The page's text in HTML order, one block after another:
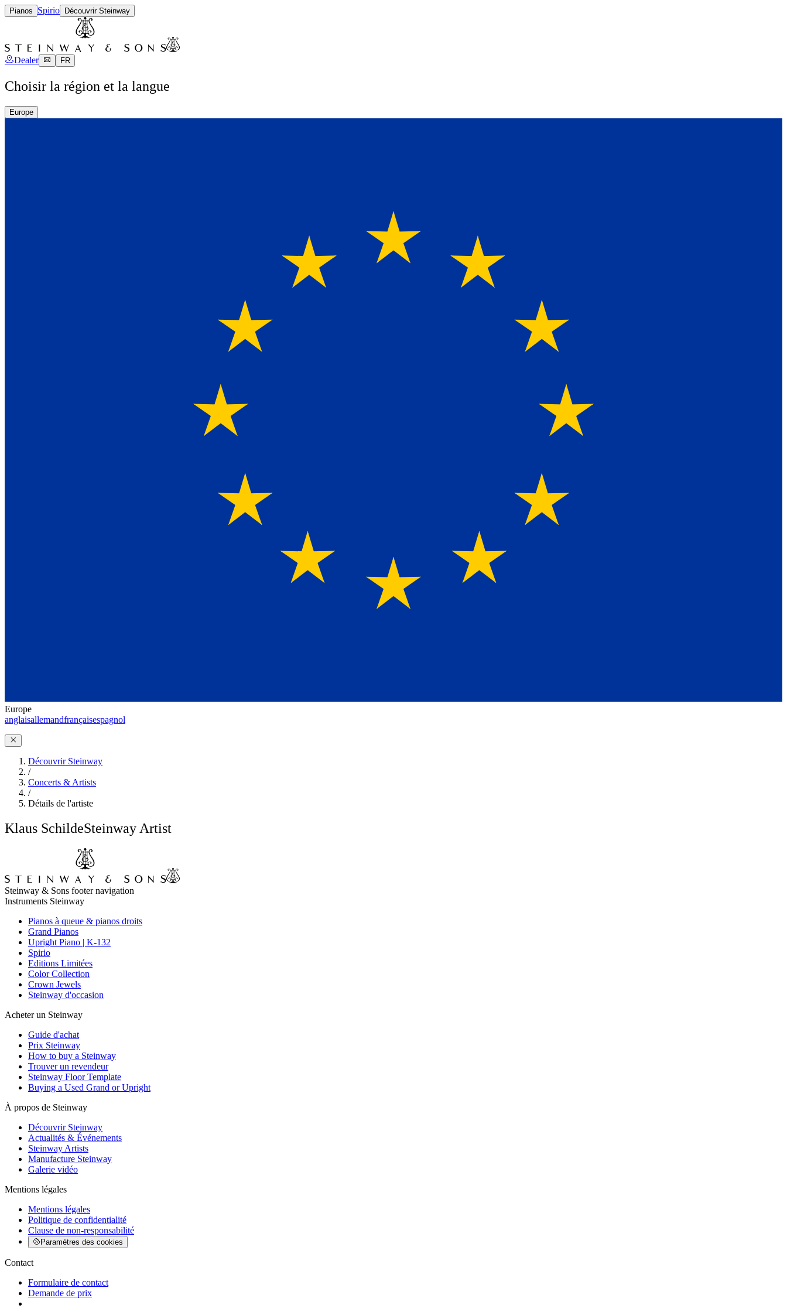
Pianos Spirio Découvrir Steinway
Dealer FR
Choisir la région et la langue
Europe
Europe
anglaisallemandfrançaisespagnol
Découvrir Steinway
/
Concerts & Artists
/
Détails de l'artiste
Klaus SchildeSteinway Artist
Steinway & Sons footer navigation
Instruments Steinway
Pianos à queue & pianos droits
Grand Pianos
Upright Piano | K-132
Spirio
Editions Limitées
Color Collection
Crown Jewels
Steinway d'occasion
Acheter un Steinway
Guide d'achat
Prix Steinway
How to buy a Steinway
Trouver un revendeur
Steinway Floor Template
Buying a Used Grand or Upright
À propos de Steinway
Découvrir Steinway
Actualités & Événements
Steinway Artists
Manufacture Steinway
Galerie vidéo
Mentions légales
Mentions légales
Politique de confidentialité
Clause de non-responsabilité
Paramètres des cookies
Contact
Formulaire de contact
Demande de prix